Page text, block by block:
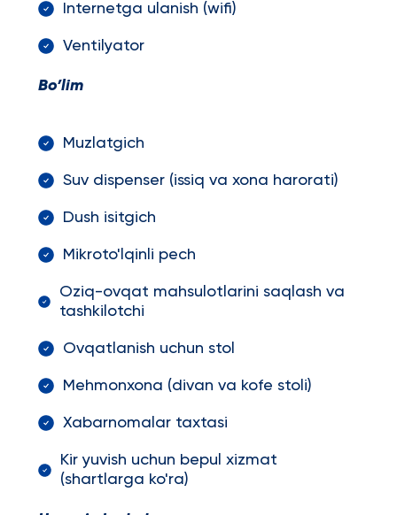
Internetga ulanish (wifi)
Ventilyator
Bo’lim
Muzlatgich
Suv dispenser (issiq va xona harorati)
Dush isitgich
Mikroto'lqinli pech
Oziq-ovqat mahsulotlarini saqlash va
tashkilotchi
Ovqatlanish uchun stol
Mehmonxona (divan va kofe stoli)
Xabarnomalar taxtasi
Kir yuvish uchun bepul xizmat
(shartlarga ko'ra)